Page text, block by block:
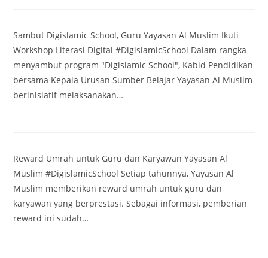
Sambut Digislamic School, Guru Yayasan Al Muslim Ikuti
Workshop Literasi Digital #DigislamicSchool Dalam rangka
menyambut program "Digislamic School", Kabid Pendidikan
bersama Kepala Urusan Sumber Belajar Yayasan Al Muslim
berinisiatif melaksanakan…
Reward Umrah untuk Guru dan Karyawan Yayasan Al
Muslim #DigislamicSchool Setiap tahunnya, Yayasan Al
Muslim memberikan reward umrah untuk guru dan
karyawan yang berprestasi. Sebagai informasi, pemberian
reward ini sudah…